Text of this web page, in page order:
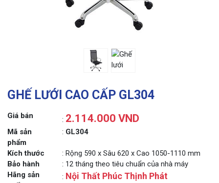
GHẾ LƯỚI CAO CẤP GL304
Giá bán : 2.114.000 VND
Mã sản
phẩm
: GL304
Kích thước
: Rộng 590 x Sâu 620 x Cao 1050-1110 mm
Bảo hành
: 12 tháng theo tiêu chuẩn của nhà máy
Hãng sản
: Nội Thất Phúc Thịnh Phát